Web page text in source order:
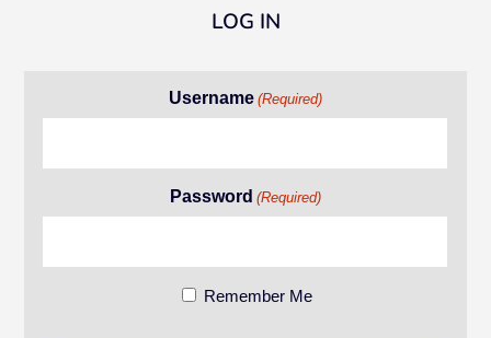
LOG IN
Username (Required)
Password (Required)
Remember Me